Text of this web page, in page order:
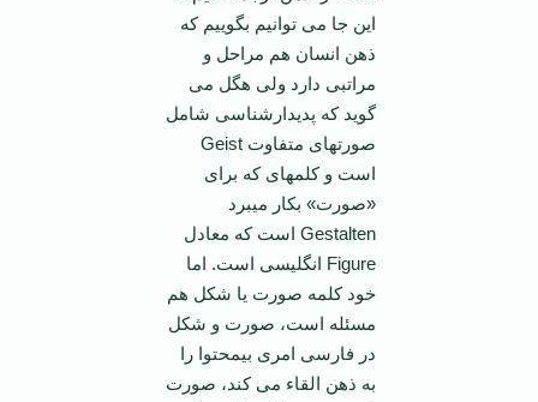
این جا می توانیم بگوییم که
ذهن انسان هم مراحل و
مراتبی دارد ولی هگل می
گوید که پدیدارشناسی شامل
صورتهای متفاوت Geist
است و کلمه­ای که برای
«صورت» بکار می­برد
Gestalten است که معادل
Figure انگلیسی است. اما
خود کلمه صورت یا شکل هم
مسئله است، صورت و شکل
در فارسی امری بی­محتوا را
به ذهن القاء می کند، صورت